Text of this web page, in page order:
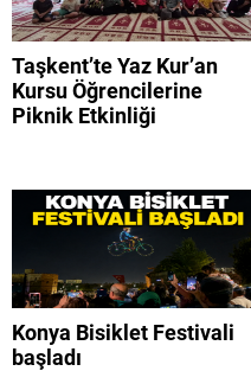
Taşkent’te Yaz Kur’an
Kursu Öğrencilerine
Piknik Etkinliği
Konya Bisiklet Festivali
başladı